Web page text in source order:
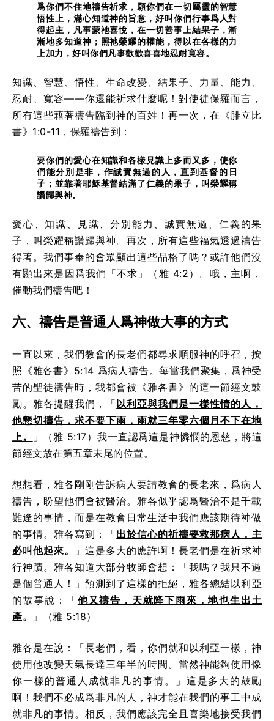
爲你們不住地禱告祈求，願你們在一切屬靈的智慧
悟性上，滿心知道神的旨意，好叫你們行事爲人對
得起主，凡事蒙祂喜悅，在一切善事上結果子，漸
漸地多知道神；照祂榮耀的權能，得以在各樣的力
上加力，好叫你們凡事歡歡喜喜地忍耐寬容。
知識、智慧、悟性、生命改變、結果子、力量、能力、
忍耐、寬容——你還能祈求什麼呢！對使徒保羅而言，
所有這些藉著禱告臨到神的百姓！再一次，在《腓立比
書》1:0-11，保羅禱告到：
要你們的愛心在知識和各樣見識上多而又多，使你
們能分別是非，作誠實無過的人，直到基督的日
子；並靠著耶穌基督結滿了仁義的果子，叫榮耀稱
讚歸與神。
愛心、知識、見識、分別能力、誠實無過、仁義的果
子，叫榮耀稱讚歸與神。再次，所有這些福氣透過禱告
得著。我們事奉的會眾顯出這些品格了嗎？或許他們沒
有顯出來是因爲我們「不求」（雅 4:2）。哦，主啊，
催動我們禱告吧！
六、禱告是普通人爲神做大事的方式
一直以來，我們教會的長老們都尋求順服神的呼召，按
照《雅各書》5:14 爲病人禱告。每當我們聚集，爲神受
苦的聖徒禱告時，我都會被《雅各書》的這一節經文鼓
勵。雅各提醒我們，「以利亞與我們是一樣性情的人，
他懇切禱告，求不要下雨，雨就三年零六個月不下在地
上。
」（雅 5:17）我一直認爲這是神憐憫的恩慈，將這
節經文放在第五章末尾的位置。
想想看，雅各剛剛告訴病人要請教會的長老來，爲病人
禱告，盼望他們會被醫治。雅各似乎認爲醫治不是千載
難逢的事情，而是在教會日常生活中我們應該期待神做
的事情。雅各寫到：「出於信心的祈禱要救那病人，主
必叫他起來。
」這是多大的應許啊！長老們是在祈求神
行神蹟。雅各知道大部分牧師會想：「我嗎？我只不過
是個普通人！」預測到了這樣的拒絕 ，雅各總結以利亞
的故事說：「他又禱告，天就降下雨來，地也生出土
產。
」（雅 5:18）
雅各是在說：「長老們，看，你們就和以利亞一樣，神
使用他改變天氣長達三年半的時間。當然神能夠使用像
你一樣的普通人成就非凡的事情。」這是多大的鼓勵
啊！我們不必成爲非凡的人，神才能在我們的事工中成
就非凡的事情。相反，我們應該完全且喜樂地接受我們